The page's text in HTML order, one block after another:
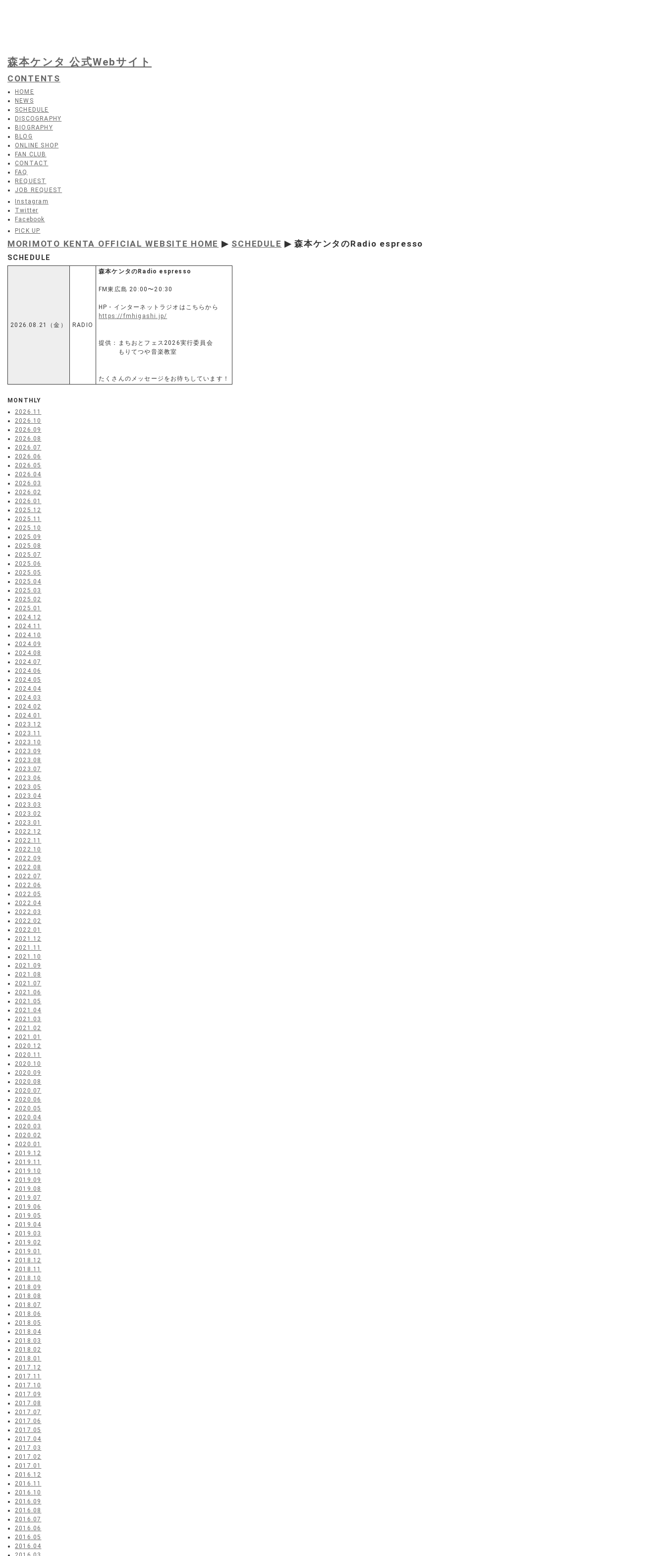
森本ケンタ 公式Webサイト
CONTENTS
HOME
NEWS
SCHEDULE
DISCOGRAPHY
BIOGRAPHY
BLOG
ONLINE SHOP
FAN CLUB
CONTACT
FAQ
REQUEST
JOB REQUEST
Instagram
Twitter
Facebook
PICK UP
MORIMOTO KENTA OFFICIAL WEBSITE HOME ▶ SCHEDULE ▶ 森本ケンタのRadio espresso
SCHEDULE
2026.08.21（金） RADIO
森本ケンタのRadio espresso
FM東広島 20:00〜20:30
HP・インターネットラジオはこちらから
https://fmhigashi.jp/
提供：まちおとフェス2026実行委員会
もりてつや音楽教室
たくさんのメッセージをお待ちしています！
MONTHLY
2026.11
2026.10
2026.09
2026.08
2026.07
2026.06
2026.05
2026.04
2026.03
2026.02
2026.01
2025.12
2025.11
2025.10
2025.09
2025.08
2025.07
2025.06
2025.05
2025.04
2025.03
2025.02
2025.01
2024.12
2024.11
2024.10
2024.09
2024.08
2024.07
2024.06
2024.05
2024.04
2024.03
2024.02
2024.01
2023.12
2023.11
2023.10
2023.09
2023.08
2023.07
2023.06
2023.05
2023.04
2023.03
2023.02
2023.01
2022.12
2022.11
2022.10
2022.09
2022.08
2022.07
2022.06
2022.05
2022.04
2022.03
2022.02
2022.01
2021.12
2021.11
2021.10
2021.09
2021.08
2021.07
2021.06
2021.05
2021.04
2021.03
2021.02
2021.01
2020.12
2020.11
2020.10
2020.09
2020.08
2020.07
2020.06
2020.05
2020.04
2020.03
2020.02
2020.01
2019.12
2019.11
2019.10
2019.09
2019.08
2019.07
2019.06
2019.05
2019.04
2019.03
2019.02
2019.01
2018.12
2018.11
2018.10
2018.09
2018.08
2018.07
2018.06
2018.05
2018.04
2018.03
2018.02
2018.01
2017.12
2017.11
2017.10
2017.09
2017.08
2017.07
2017.06
2017.05
2017.04
2017.03
2017.02
2017.01
2016.12
2016.11
2016.10
2016.09
2016.08
2016.07
2016.06
2016.05
2016.04